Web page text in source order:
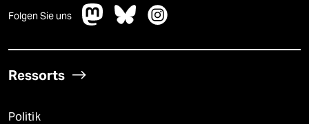
Folgen Sie uns
Ressorts
Politik